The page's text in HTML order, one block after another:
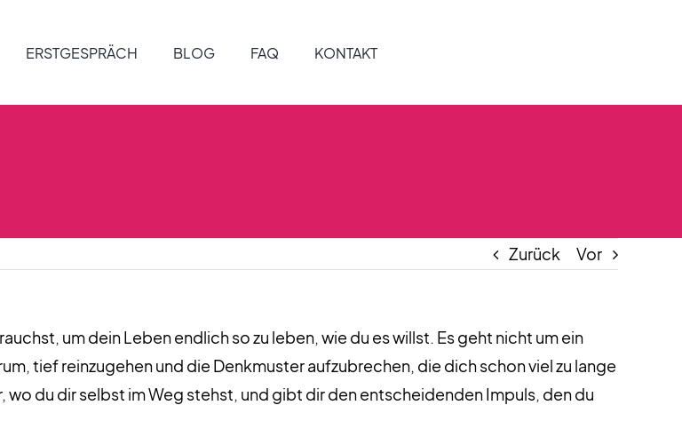
ERSTGESPRÄCH BLOG FAQ KONTAKT
Zurück Vor
um dein Leben endlich so zu leben, wie du es willst. Es geht nicht um ein
tief reinzugehen und die Denkmuster aufzubrechen, die dich schon viel zu lange
du dir selbst im Weg stehst, und gibt dir den entscheidenden Impuls, den du